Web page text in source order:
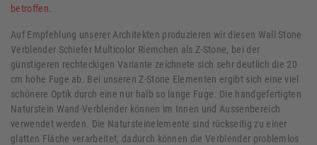
betroffen.
Auf Empfehlung unserer Architekten produzieren wir diesen Wall Stone
Verblender Schiefer Multicolor Riemchen als Z-Stone, bei der
günstigeren rechteckigen Variante zeichnete sich sehr deutlich die 20
cm hohe Fuge ab. Bei unseren Z-Stone Elementen ergibt sich eine viel
schönere Optik durch eine nur halb so lange Fuge. Die handgefertigten
Naturstein Wand-Verblender können im Innen und Aussenbereich
verwendet werden. Die Natursteinelemente sind rückseitig zu einer
glatten Fläche verarbeitet, dadurch können die Verblender problemlos